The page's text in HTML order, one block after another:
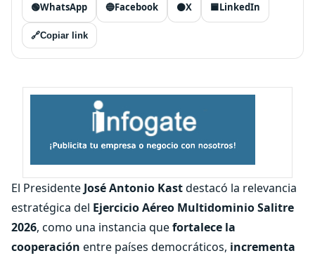
🟢WhatsApp 🔵Facebook ⚫X 🟦LinkedIn
🔗Copiar link
El Presidente José Antonio Kastdestacó la relevancia
estratégica del Ejercicio Aéreo Multidominio Salitre
2026, como una instancia quefortalece la
cooperación entre países democráticos, incrementa